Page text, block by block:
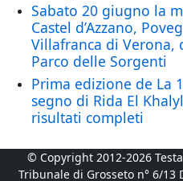
Sabato 20 giugno la
Castel d’Azzano,
Villafranca di Verona,
Parco delle Sorgenti
Prima edizione de La
segno di Rida El
risultati completi
© Copyright 2012-2026
Tribunale di Grosseto n° 6/